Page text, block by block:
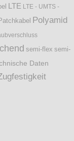
LTE LTE - UMTS -
Polyamid
semi-flex semi-
Daten